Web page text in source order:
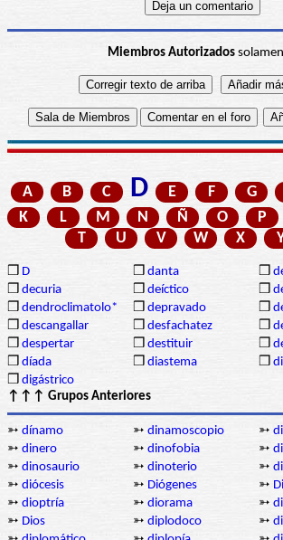
Miembros Autorizados
A B C D E F G
K
L M N Ñ O P
T
U V W X
❒ D ❒ danta ❒
❒ decuria ❒ deíctico ❒
❒ dendroclimatolo* ❒ depravado ❒
❒ descangallar ❒ desfachatez ❒
❒ despertar ❒ destituir ❒
❒ díada ❒ diastema ❒
❒ digástrico
↑↑↑ Grupos Anteriores
➳ dínamo ➳ dinamoscopio ➳
➳ dinero ➳ dinofobia ➳
➳ dinosaurio ➳ dinoterio ➳
➳ diócesis ➳ Diógenes ➳
➳ dioptría ➳ diorama ➳
➳ Dios ➳ diplodoco ➳